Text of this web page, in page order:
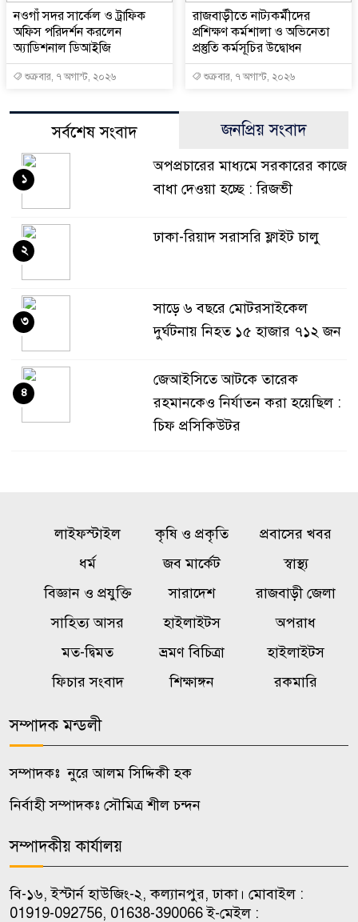
নওগাঁ সদর সার্কেল ও ট্রাফিক
অফিস পরিদর্শন করলেন
অ্যাডিশনাল ডিআইজি
শুক্রবার, ৭ অগাস্ট, ২০২৬
রাজবাড়ীতে নাট্যকর্মীদের
প্রশিক্ষণ কর্মশালা ও অভিনেতা
প্রস্তুতি কর্মসূচির উদ্বোধন
শুক্রবার, ৭ অগাস্ট, ২০২৬
সর্বশেষ সংবাদ জনপ্রিয় সংবাদ
অপপ্রচারের মাধ্যমে সরকারের কাজে
বাধা দেওয়া হচ্ছে : রিজভী
১
ঢাকা-রিয়াদ সরাসরি ফ্লাইট চালু
২
সাড়ে ৬ বছরে মোটরসাইকেল
দুর্ঘটনায় নিহত ১৫ হাজার ৭১২ জন
৩
জেআইসিতে আটকে তারেক
রহমানকেও নির্যাতন করা হয়েছিল :
চিফ প্রসিকিউটর
৪
তনু হত্যা মামলায় ফের গ্রেপ্তার
সাবেক সেনাসদস্য হাফিজুর রহমান
মজুতদারির সর্বোচ্চ শাস্তি মৃত্যুদণ্ড,
জ্বালানি খাত অস্থিতিশীল করতে
লাখ পুরুষ মশা
৯
১০
লাইফস্টাইল কৃষি ও প্রকৃতি
প্রবাসের খবর
ধর্ম
জব মার্কেট
স্বাস্থ্য
বিজ্ঞান ও প্রযুক্তি
সারাদেশ
রাজবাড়ী জেলা
সাহিত্য আসর
হাইলাইটস
অপরাধ
মত-দ্বিমত
ভ্রমণ বিচিত্রা
হাইলাইটস
ফিচার সংবাদ
শিক্ষাঙ্গন রকমারি
সম্পাদক মন্ডলী
সম্পাদকঃ নুরে আলম সিদ্দিকী হক
নির্বাহী সম্পাদকঃ সৌমিত্র শীল চন্দন
সম্পাদকীয় কার্যালয়
বি-১৬, ইস্টার্ন হাউজিং-২, কল্যানপুর, ঢাকা। মোবাইল :
01919-092756, 01638-390066 ই-মেইল :